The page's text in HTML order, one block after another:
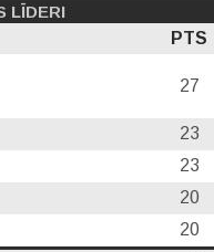
LĪDERI
PTS
27
23
23
20
20